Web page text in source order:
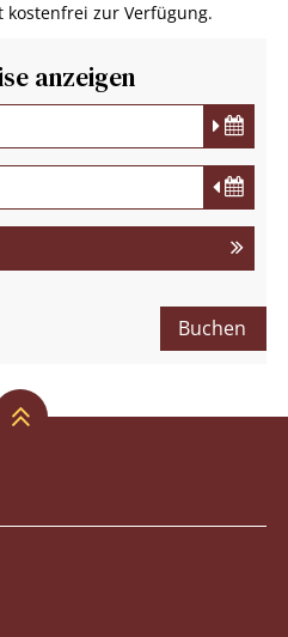
kostenfrei zur Verfügung.
anzeigen
Buchen